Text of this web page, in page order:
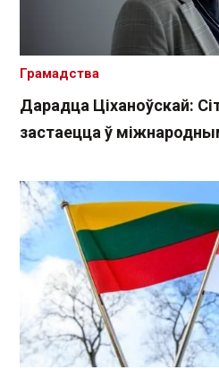
Дарадца Ціханоўскай:
застаецца ў
Грамадства